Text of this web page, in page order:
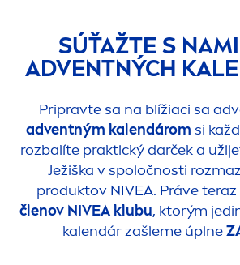
SÚŤAŽTE S
ADVENTNÝCH
Pripravte sa na blížiaci sa
adventným kalendárom si
rozbalíte praktický darček a
Ježiška v spoločnosti
produktov NIVEA. Práve
členov NIVEAklubu, ktorým
kalendár zašleme úplne